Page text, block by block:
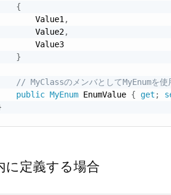
{
Value1
,
Value2
,
Value3
}
// MyClassのメンバとしてMyEnumを使
public MyEnum EnumValue { get ;
に定義する場合